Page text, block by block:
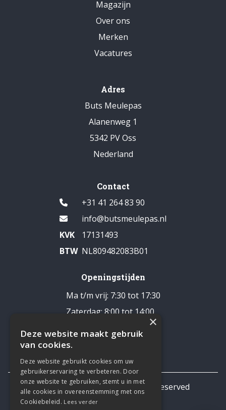
Magazijn
Over ons
Merken
Vacatures
Adres
Buts Meulepas
Alanenweg 1
5342 PV Oss
Nederland
Contact
+31 41 264 83 90
info@butsmeulepas.nl
KVK
17131493
BTW NL809482083B01
Openingstijden
Ma t/m vrij: 7:30 tot 17:30
Zaterdag: 8:00 tot 14:00
Zondag: gesloten
© 2026 TNL Business All rights reserved
Privacy statement
×
Deze website maakt gebruik
van cookies.
Deze website gebruikt cookies om uw
gebruikerservaring te verbeteren. Door
onze website te gebruiken, stemt u in met
alle cookies in overeenstemming met ons
Cookiebeleid. Lees verder